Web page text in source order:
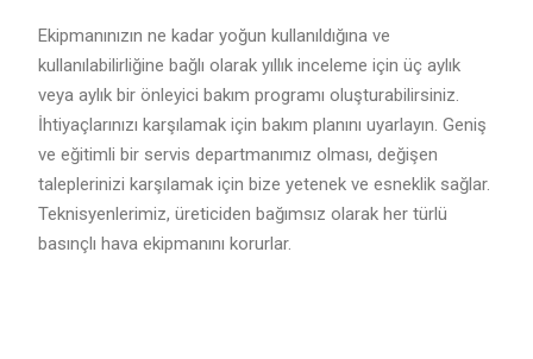
Ekipmanınızın ne kadar yoğun kullanıldığına ve
kullanılabilirliğine bağlı olarak yıllık inceleme için üç aylık
veya aylık bir önleyici bakım programı oluşturabilirsiniz.
İhtiyaçlarınızı karşılamak için bakım planını uyarlayın. Geniş
ve eğitimli bir servis departmanımız olması, değişen
taleplerinizi karşılamak için bize yetenek ve esneklik sağlar.
Teknisyenlerimiz, üreticiden bağımsız olarak her türlü
basınçlı hava ekipmanını korurlar.